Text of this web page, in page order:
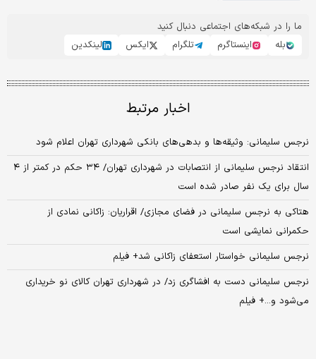
ما را در شبکه‌های اجتماعی دنبال کنید
بله
اینستاگرم تلگرام ایکس لینکدین
اخبار مرتبط
نرجس سلیمانی: وثیقه‌ها و بدهی‌های بانکی شهرداری تهران اعلام شود
انتقاد نرجس سلیمانی از انتصابات در شهرداری تهران/ ۳۴ حکم در کمتر از ۴
سال برای یک نفر صادر شده است
هتاکی به نرجس سلیمانی در فضای مجازی/ اقراریان: زاکانی نمادی از
حکمرانی نمایشی است
نرجس سلیمانی خواستار استعفای زاکانی شد+ فیلم
نرجس سلیمانی دست به افشاگری زد/ در شهرداری تهران کالای نو خریداری
می‌شود و...+ فیلم